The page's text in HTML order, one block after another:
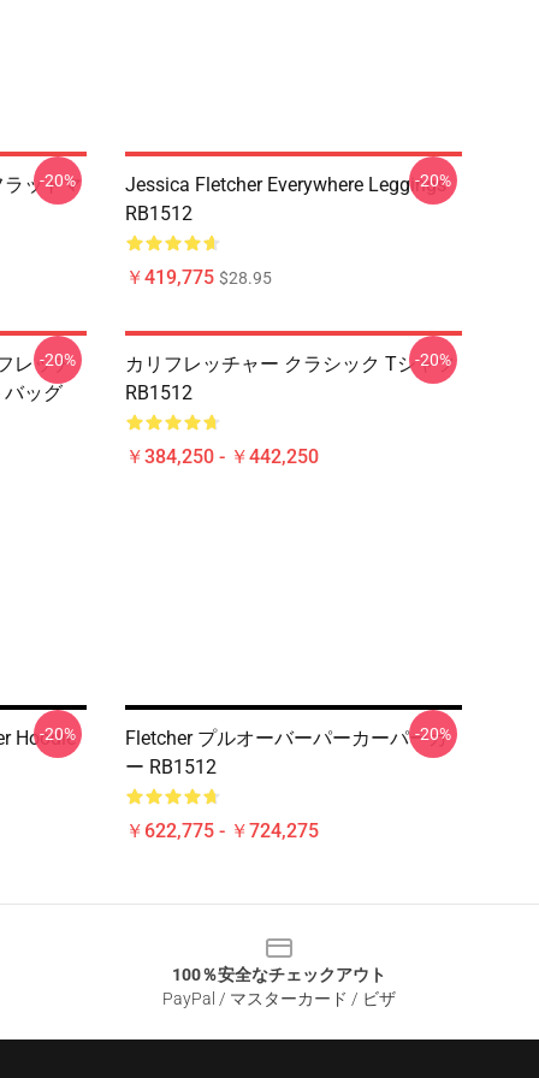
ラットマ
-20%
Jessica Fletcher Everywhere Leggings
RB1512
￥419,775 $28.95
-20%
レッチ
バッグ
-20%
カリフレッチャー クラシック Tシャツ
RB1512
￥384,250 - ￥442,250
-20%
Hoodie
-20%
Fletcher プルオーバーパーカーパーカ
ー RB1512
￥622,775 - ￥724,275
-20%
100％安全なチェックアウト
PayPal / マスターカード / ビザ